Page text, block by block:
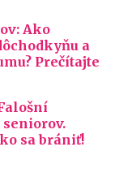
Ako
a
Prečítajte
sa brániť!